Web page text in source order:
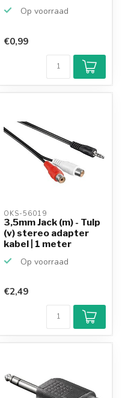
Op voorraad
€0,99
OKS-56019
3,5mm Jack (m) - Tulp
(v) stereo adapter
kabel | 1 meter
Op voorraad
€2,49